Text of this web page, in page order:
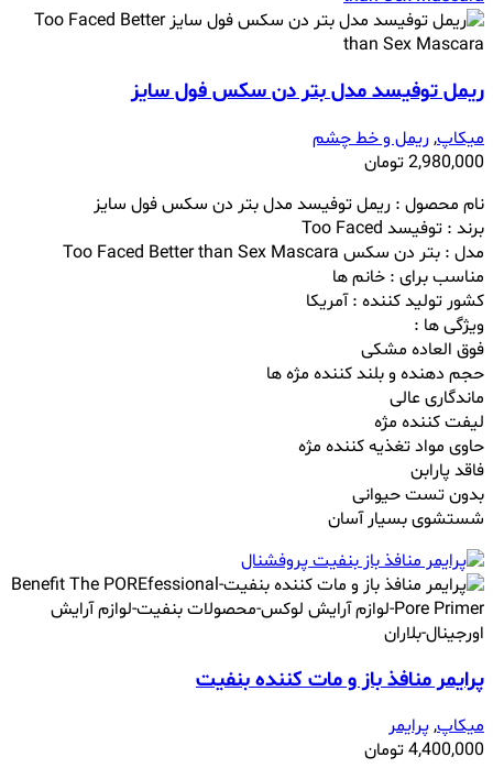
ریمل توفیسد مدل بتر دن سکس فول سایز
میکاپ,ریمل و خط چشم
2,980,000تومان
نام محصول : ریمل توفیسد مدل بتر دن سکس فول سایز
برند : توفیسد Too Faced
مدل : بتر دن سکس Too Faced Better than Sex Mascara
مناسب برای : خانم ها
کشور تولید کننده : آمریکا
ویژگی ها :
فوق العاده مشکی
حجم دهنده و بلند کننده مژه ها
ماندگاری عالی
لیفت کننده مژه
حاوی مواد تغذیه کننده مژه
فاقد پارابن
بدون تست حیوانی
شستشوی بسیار آسان
پرايمر منافذ باز و مات کننده بنفیت
میکاپ,پرایمر
4,400,000تومان